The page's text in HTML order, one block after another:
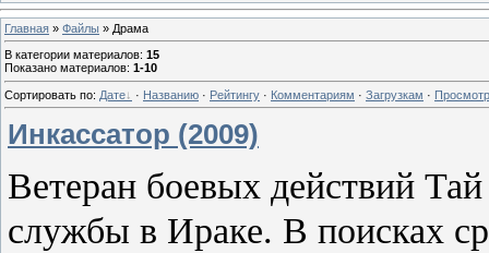
Главная » Файлы » Драма
В категории материалов: 15
Показано материалов: 1-10
Сортировать по: Дате · Названию · Рейтингу · Комментариям · Загрузкам ·
Инкассатор (2009)
Ветеран боевых действий
службы в Ираке. В поисках